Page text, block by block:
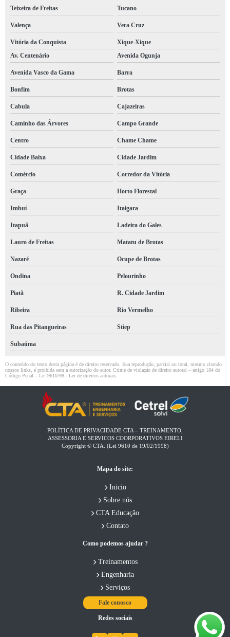
Teixeira de Freitas Tucano
Valença Vera Cruz
Vitória da Conquista
Xique-Xique
Av. Centenário
Avenida Ogunja
Avenida Vasco da Gama Barra
Bonfim Brotas
Cabula Cajazeiras
Caminho das Árvores Campo Grande
Centro Chame Chame
Cidade Baixa Cidade Jardim
Comércio Corredor da Vitória
Graça Horto Florestal
Imbuí Itaigara
Itapuã Ladeira do Gales
Lauro de Freitas Matatu de Brotas
Nazaré Ocupe de Brotas
Ondina Pelourinho
Piatã R. Cidade Jardim
Ribeira Rio Vermelho
Rua das Pitangueiras Stiep
Subaúma
O conteúdo do texto desta página é de direito reservado. Sua reprodução, parcial ou total, mesmo citando
nossos links, é proibida sem a autorização do autor. Crime de violação de direito autoral – artigo 184 do
Código Penal – Lei 9610/98 - Lei de direitos autorais
POLÍTICA DE PRIVACIDADE CTA – TREINAMENTO,
ASSESSORIA E SERVICOS COORPORATIVOS EIRELI​
Copyright © CTA. (Lei 9610 de 19/02/1998)
Mapa do site:
Inicio
Sobre nós
CTA Educação
Contato
Como podemos ajudar ?
Treinamentos
Engenharia
Serviços
Fale conosco
Redes sociais